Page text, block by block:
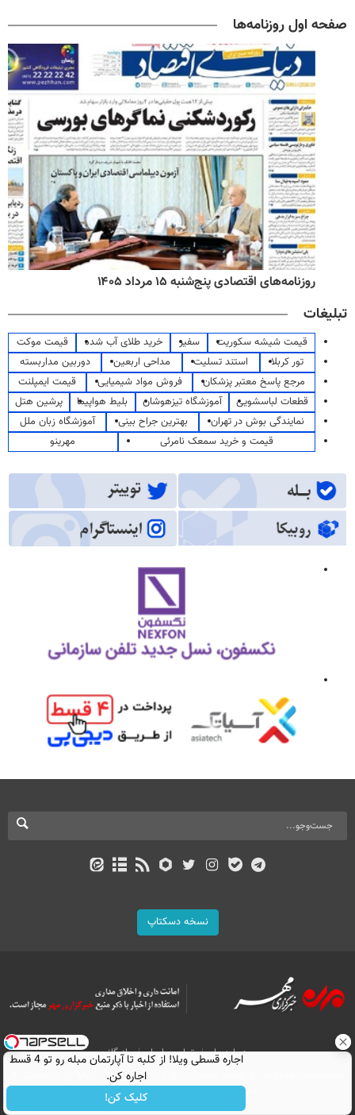
صفحه اول روزنامه‌ها
روزنامه‌های اقتصادی پنج‌شنبه ۱۵ مرداد ۱۴۰۵
تبلیغات
قیمت شیشه سکوریت سفیر خرید طلای آب شده
قیمت موکت
تور کربلا
استند تسلیت مداحی اربعین
دوربین مداربسته
مرجع پاسخ معتبر پزشکان
فروش مواد شیمیایی
قیمت ایمپلنت
قطعات لباسشویی
آموزشگاه تیزهوشان بلیط هواپیما
پرشین هتل
نمایندگی بوش در تهران
بهترین جراح بینی
آموزشگاه زبان ملل
قیمت و خرید سمعک نامرئی
مهرینو
نسخه دسکتاپ
درباره ما تماس با ما
بازرگانی
All Content by Mehr News Agency is licensed under a Creative Commons
Attribution 4.0 International License.
اجاره‌ قسطی ویلا! از کلبه تا آپارتمان مبله رو تو 4 قسط
اجاره کن.
کلیک کن!